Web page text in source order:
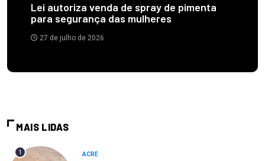
Lei autoriza venda de spray de pimenta
para segurança das mulheres
27 de julho de 2026
MAIS LIDAS
1 ACRE